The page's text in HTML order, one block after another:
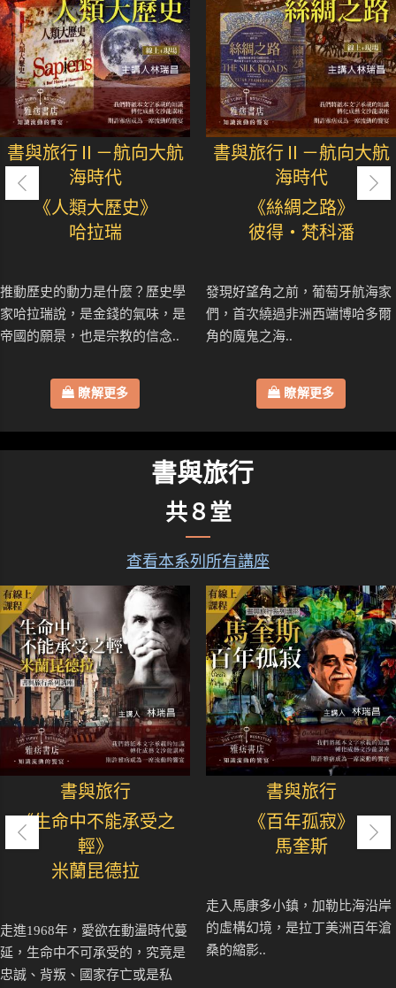
書與旅行Ⅱ－航向大航
海時代
《人類大歷史》
哈拉瑞
推動歷史的動力是什麼？歷史學
家哈拉瑞說，是金錢的氣味，是
帝國的願景，也是宗教的信念..
瞭解更多
書與旅行Ⅱ－航向大航
海時代
《絲綢之路》
彼得・梵科潘
發現好望角之前，葡萄牙航海家
們，首次繞過非洲西端博哈多爾
角的魔鬼之海..
瞭解更多
書與旅行
共８堂
查看本系列所有講座
書與旅行
《生命中不能承受之
輕》
米蘭昆德拉
走進1968年，愛欲在動盪時代蔓
延，生命中不可承受的，究竟是
忠誠、背叛、國家存亡或是私
書與旅行
《百年孤寂》
馬奎斯
走入馬康多小鎮，加勒比海沿岸
的虛構幻境，是拉丁美洲百年滄
桑的縮影..